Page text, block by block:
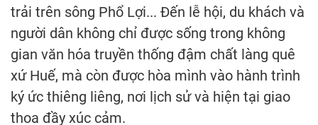
trải trên sông Phổ Lợi... Đến lễ hội, du khách và
người dân không chỉ được sống trong không
gian văn hóa truyền thống đậm chất làng quê
xứ Huế, mà còn được hòa mình vào hành trình
ký ức thiêng liêng, nơi lịch sử và hiện tại giao
thoa đầy xúc cảm.